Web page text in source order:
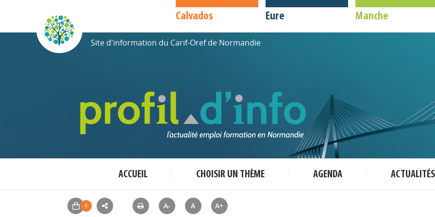
Calvados Eure Manche
Site d'information du Carif-Oref de Normandie
ACCUEIL CHOISIR UN THÈME AGENDA ACTUALITÉS
A- A A+